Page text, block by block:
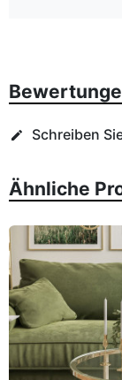
edit Schreiben
Ähnliche